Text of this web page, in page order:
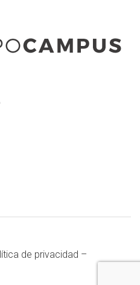
de privacidad –